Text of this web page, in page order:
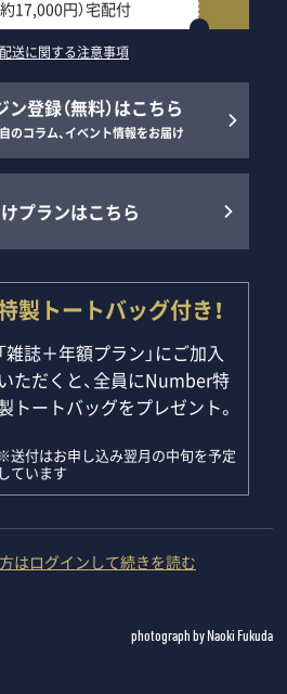
17,000円）宅配付
送に関する注意事項
登録（無料）はこちら
のコラム、イベント情報をお届け
プランはこちら
製トートバッグ付き！
「雑誌＋年額プラン」にご加入
いただくと、全員にNumber特
トートバッグをプレゼント。
※送付はお申し込み翌月の中旬を予定
しています
はログインして続きを読む
photograph by Naoki Fukuda